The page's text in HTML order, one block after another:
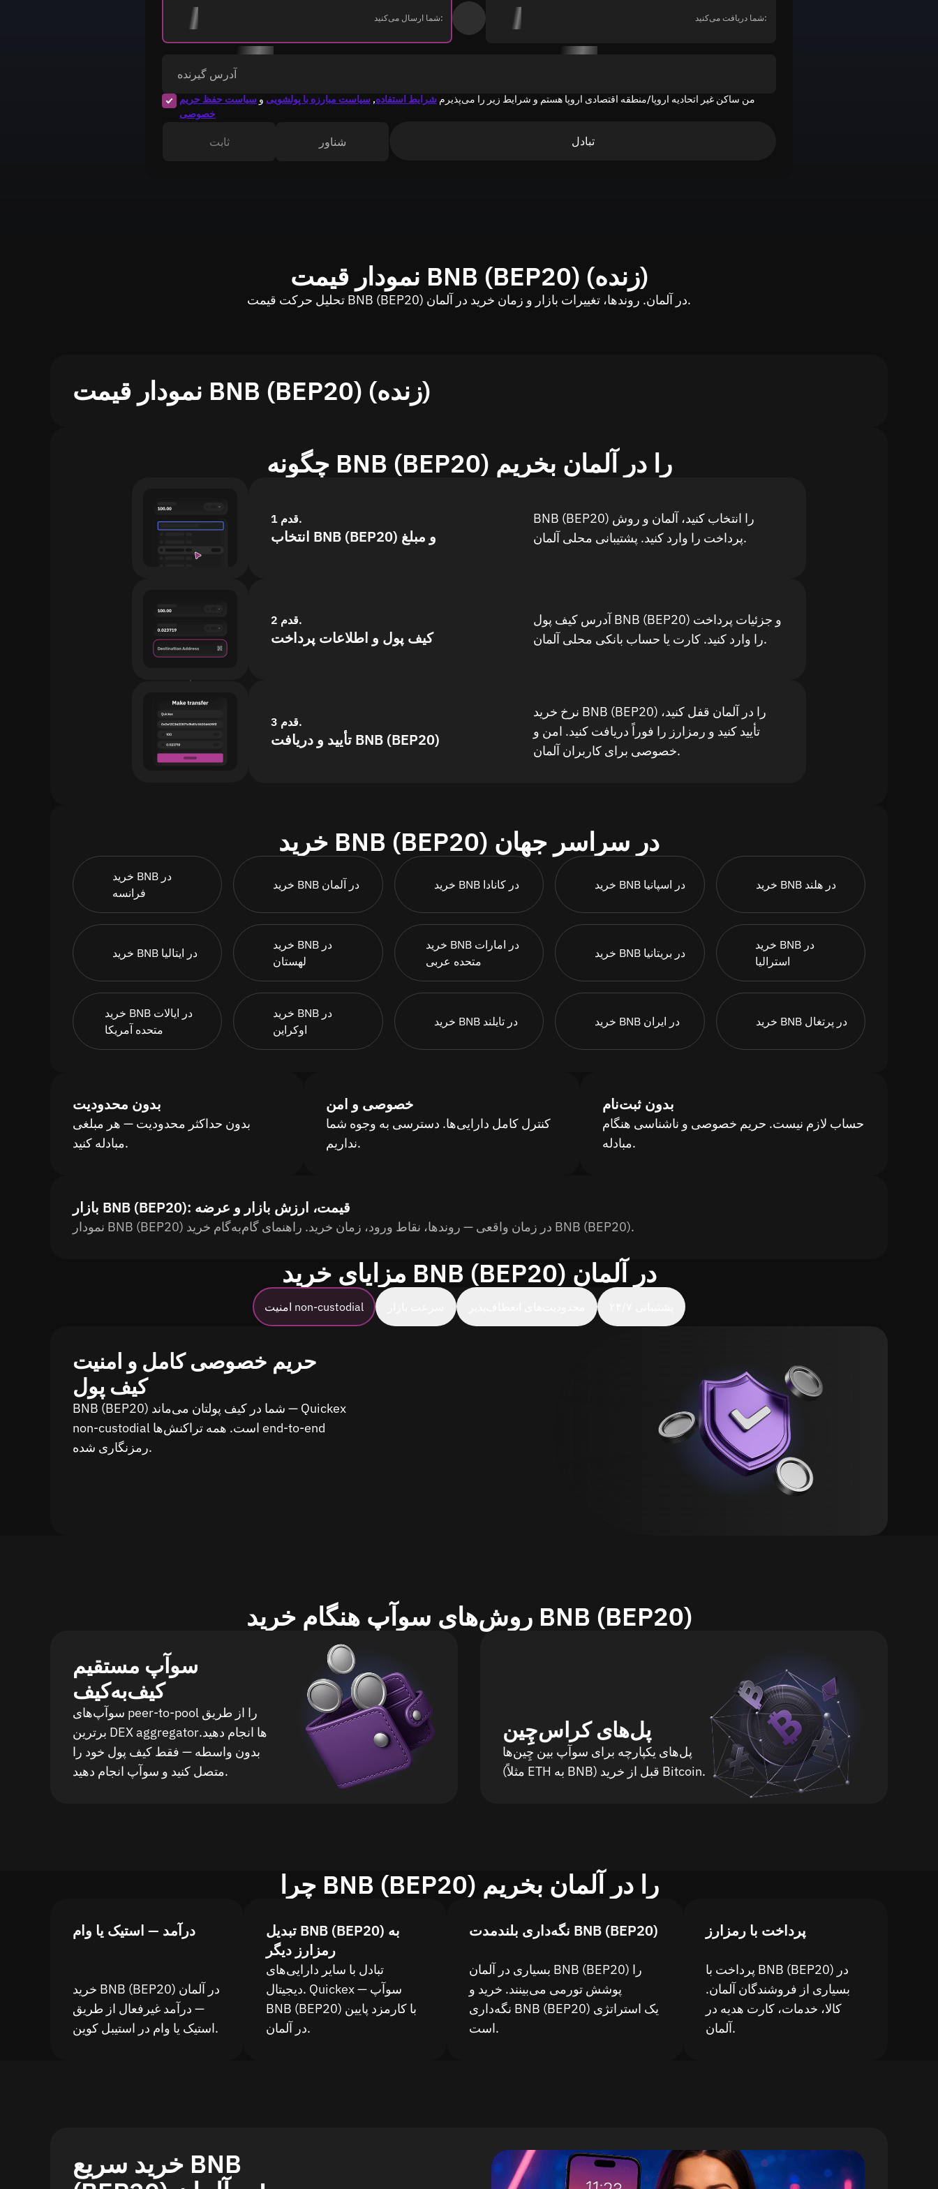
شما ارسال می‌کنید: شما دریافت می‌کنید:
آدرس گیرنده
من ساکن غیر اتحادیه اروپا/منطقه اقتصادی اروپا هستم و شرایط زیر را می‌پذیرم شرایط استفاده, سیاست مبارزه با پولشویی و سیاست حفظ حریم
خصوصی
ثابت شناور تبادل
نمودار قیمت BNB (BEP20) (زنده)
تحلیل حرکت قیمت BNB (BEP20) در آلمان. روندها، تغییرات بازار و زمان خرید در آلمان.
نمودار قیمت BNB (BEP20) (زنده)
چگونه BNB (BEP20) را در آلمان بخریم
قدم 1.
انتخاب BNB (BEP20) و مبلغ
BNB (BEP20) را انتخاب کنید، آلمان و روش
پرداخت را وارد کنید. پشتیبانی محلی آلمان.
قدم 2.
کیف پول و اطلاعات پرداخت
آدرس کیف پول BNB (BEP20) و جزئیات پرداخت
را وارد کنید. کارت یا حساب بانکی محلی آلمان.
قدم 3.
تأیید و دریافت BNB (BEP20)
نرخ خرید BNB (BEP20) را در آلمان قفل کنید،
تأیید کنید و رمزارز را فوراً دریافت کنید. امن و
خصوصی برای کاربران آلمان.
خرید BNB (BEP20) در سراسر جهان
خرید BNB در
فرانسه
خرید BNB در آلمان خرید BNB در کانادا خرید BNB در اسپانیا خرید BNB در هلند
خرید BNB در ایتالیا
خرید BNB در
لهستان
خرید BNB در امارات
متحده عربی
خرید BNB در بریتانیا
خرید BNB در
استرالیا
خرید BNB در ایالات
متحده آمریکا
خرید BNB در
اوکراین
خرید BNB در تایلند خرید BNB در ایران خرید BNB در پرتغال
بدون محدودیت
بدون حداکثر محدودیت — هر مبلغی
مبادله کنید.
خصوصی و امن
کنترل کامل دارایی‌ها. دسترسی به وجوه شما
نداریم.
بدون ثبت‌نام
حساب لازم نیست. حریم خصوصی و ناشناسی هنگام
مبادله.
بازار BNB (BEP20): قیمت، ارزش بازار و عرضه
نمودار BNB (BEP20) در زمان واقعی — روندها، نقاط ورود، زمان خرید. راهنمای گام‌به‌گام خرید BNB (BEP20).
مزایای خرید BNB (BEP20) در آلمان
امنیت non-custodial
حریم خصوصی کامل و امنیت
کیف پول
BNB (BEP20) شما در کیف پولتان می‌ماند — Quickex
non-custodial است. همه تراکنش‌ها end-to-end
رمزنگاری شده.
روش‌های سوآپ هنگام خرید BNB (BEP20)
سوآپ مستقیم
کیف‌به‌کیف
سوآپ‌های peer-to-pool را از طریق
برترین DEX aggregatorها انجام دهید.
بدون واسطه — فقط کیف پول خود را
متصل کنید و سوآپ انجام دهید.
پل‌های کراس‌چِین
پل‌های یکپارچه برای سوآپ بین چِین‌ها
(مثلاً ETH به BNB) قبل از خرید Bitcoin.
چرا BNB (BEP20) را در آلمان بخریم
درآمد — استیک یا وام
خرید BNB (BEP20) در آلمان
— درآمد غیرفعال از طریق
استیک یا وام در استیبل کوین.
تبدیل BNB (BEP20) به
رمزارز دیگر
تبادل با سایر دارایی‌های
دیجیتال. Quickex — سوآپ
BNB (BEP20) با کارمزد پایین
در آلمان.
نگه‌داری بلندمدت BNB (BEP20)
بسیاری در آلمان BNB (BEP20) را
پوشش تورمی می‌بینند. خرید و
نگه‌داری BNB (BEP20) یک استراتژی
است.
پرداخت با رمزارز
پرداخت با BNB (BEP20) در
بسیاری از فروشندگان آلمان.
کالا، خدمات، کارت هدیه در
آلمان.
خرید سریع BNB